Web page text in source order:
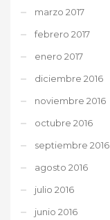
marzo 2017
febrero 2017
enero 2017
diciembre 2016
noviembre 2016
octubre 2016
septiembre 2016
agosto 2016
julio 2016
junio 2016